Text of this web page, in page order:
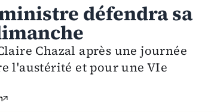
défendra sa
Chazal après une journée
l'austérité et pour une VIe